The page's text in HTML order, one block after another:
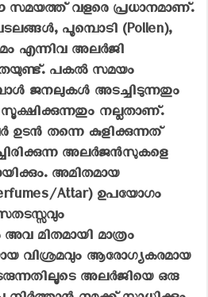
വളരെ പ്രധാനമാണ്.
പൂമ്പൊടി (Pollen),
എന്നിവ അലർജി
പകൽ സമയം
ജനലുകൾ അടച്ചിടുന്നതും
സൂക്ഷിക്കുന്നതും നല്ലതാണ്.
ഉടൻ തന്നെ കുളിക്കുന്നത്
അലർജൻസുകളെ
അമിതമായ
Attar) ഉപയോഗം
മിതമായി മാത്രം
വിശ്രമവും ആരോഗ്യകരമായ
അലർജിയെ ഒരു